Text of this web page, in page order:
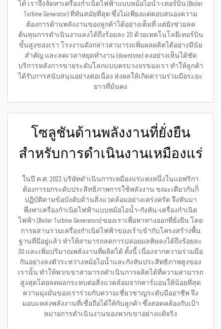
ได้ เราจึงจัดหาเครื่องกำเนิดไฟฟ้าแบบหม้อไอน้ำ-เทอร์บิน (Boiler
Turbine Generator) ที่ทันสมัยที่สุด ซึ่งไม่เพียงแต่ตอบสนองความ
ต้องการด้านพลังงานของลูกค้าได้อย่างเต็มที่ แต่ยังช่วยลด
ต้นทุนการดำเนินงานลงได้ถึงร้อยละ 20 ด้วยเทคโนโลยีเทอร์บิน
ขั้นสูงของเรา โรงงานดังกล่าวสามารถเพิ่มผลผลิตได้อย่างมีนัย
สำคัญ และลดเวลาหยุดทำงาน (downtime) ลงอย่างเห็นได้ชัด
บริการหลังการขายระดับโลกแบบครบวงจรของเรา ทำให้ลูกค้า
ได้รับการสนับสนุนอย่างต่อเนื่อง ส่งผลให้เกิดความร่วมมือระยะ
ยาวที่มั่นคง
โซลูชันด้านพลังงานที่ยั่งยืน
สำหรับการดำเนินงานเหมืองแร่
ในปี ค.ศ. 2023 บริษัทดำเนินการเหมืองแร่แห่งหนึ่งในแอฟริกา
ต้องการยกระดับประสิทธิภาพการใช้พลังงาน ขณะเดียวกันก็
ปฏิบัติตามข้อบังคับด้านสิ่งแวดล้อมอย่างเคร่งครัด จึงหันมา
พึ่งพาเครื่องกำเนิดไฟฟ้าแบบหม้อไอน้ำ–กังหัน–เครื่องกำเนิด
ไฟฟ้า (Boiler Turbine Generators) ของเราเพื่อหาทางออกที่ยั่งยืน โดย
การผสานรวมเครื่องกำเนิดไฟฟ้าของเร้าเข้ากับโครงสร้างพื้น
ฐานที่มีอยู่แล้ว ทำให้สามารถลดการปล่อยมลพิษลงได้ถึงร้อยละ
30 และเพิ่มปริมาณพลังงานที่ผลิตได้ ทั้งนี้ เนื่องจากความร่วมมือ
กันอย่างลงตัวระหว่างหม้อไอน้ำและกังหันประสิทธิภาพสูงของ
เรานั้น ทำให้พวกเขาสามารถดำเนินการผลิตได้ที่ความสามารถ
สูงสุดโดยลดผลกระทบต่อสิ่งแวดล้อมจากคาร์บอนให้น้อยที่สุด
ความมุ่งมั่นของเราร่วมกับความเชี่ยวชาญระดับมืออาชีพ จึง
มอบแหล่งพลังงานที่เชื่อถือได้ให้กับลูกค้า ซึ่งสอดคล้องกับเป้า
หมายการดำเนินงานของพวกเขาอย่างแท้จริง